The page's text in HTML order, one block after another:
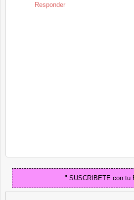
Responder
" SUSCRIBETE con tu